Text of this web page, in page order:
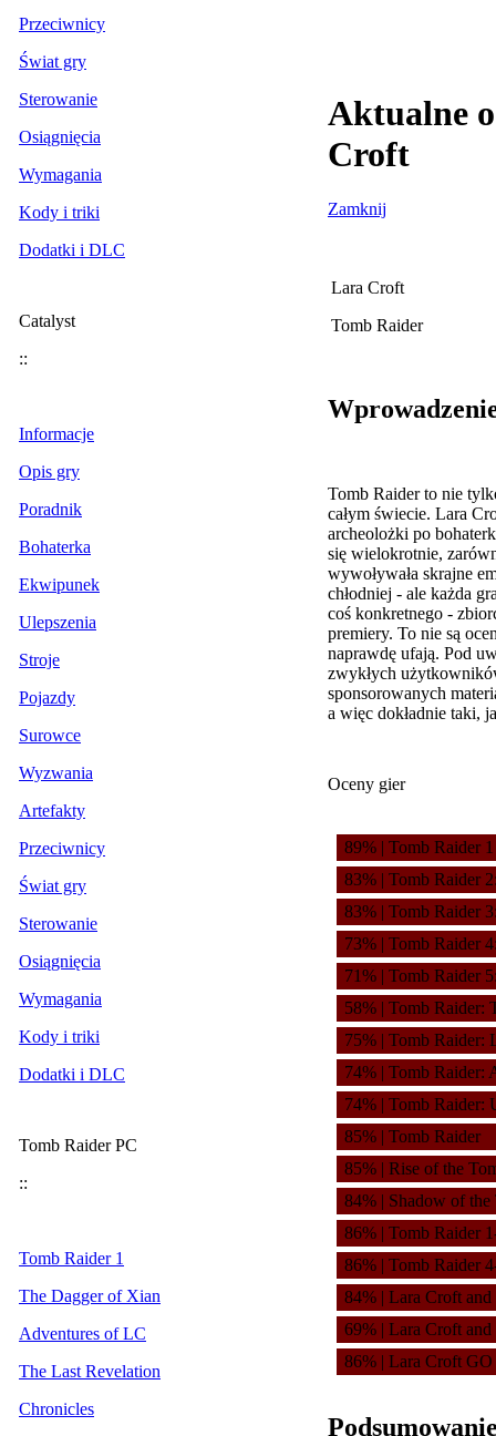
Przeciwnicy
Świat gry
Sterowanie
Osiągnięcia
Wymagania
Kody i triki
Dodatki i DLC
Catalyst
::
Informacje
Opis gry
Poradnik
Bohaterka
Ekwipunek
Ulepszenia
Stroje
Pojazdy
Surowce
Wyzwania
Artefakty
Przeciwnicy
Świat gry
Sterowanie
Osiągnięcia
Wymagania
Kody i triki
Dodatki i DLC
Tomb Raider PC
::
Tomb Raider 1
The Dagger of Xian
Adventures of LC
The Last Revelation
Chronicles
Aktualne
Croft
Zamknij
Lara Croft
Tomb Raider
Tomb Raider to nie
całym świecie. Lara
archeolożki po
się wielokrotnie,
wywoływała skrajne
chłodniej - ale każda
coś konkretnego -
premiery. To nie są
naprawdę ufają. Pod
zwykłych
sponsorowanych
a więc dokładnie taki,
Oceny gier
89% | Tomb Raider 1
83% | Tomb Raider
83% | Tomb Raider
73% | Tomb Raider
71% | Tomb Raider
58% | Tomb Raider:
75% | Tomb Raider:
74% | Tomb Raider:
74% | Tomb Raider:
85% | Tomb Raider
85% | Rise of the
84% | Shadow of the
86% | Tomb Raider
86% | Tomb Raider
84% | Lara Croft
69% | Lara Croft
86% | Lara Croft GO